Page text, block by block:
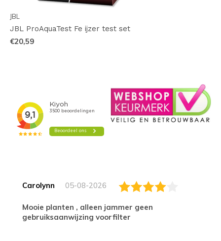
JBL
JBL ProAquaTest Fe ijzer test set
€20,59
Carolynn 05-08-2026
Mooie planten , alleen jammer geen
gebruiksaanwijzing voorfilter